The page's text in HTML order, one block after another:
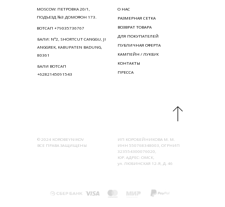
КОНТАКТЫ
ПРЕССА
ВОЗВРАТ ТОВАРА
ДЛЯ ПОКУПАТЕЛЕЙ
О НАС
© 2024 KOROBEYNIKOV
ВСЕ ПРАВА ЗАЩИЩЕНЫ
ИП КОРОБЕЙНИКОВА М. М.
ИНН 550768348003, ОГРНИП
323554300076020,
ЮР. АДРЕС: ОМСК,
ул. ЛЮБИНСКАЯ 12-Я, Д. 46
РАЗМЕРНАЯ СЕТКА
ПУБЛИЧНАЯ ОФЕРТА
КАМПЕЙН / ЛУКБУК
БАЛИ: N°2, SHORTCUT CANGGU, JI
ANGGREK, KABUPATEN BADUNG,
80361
MOSCOW: ПЕТРОВКА 20/1,
ПОДЪЕЗД №3 ДОМОФОН 173.
БАЛИ ВОТСАП
+6282145091543
ВОТСАП +79035736767